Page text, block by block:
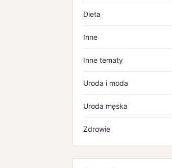
Dieta
Inne
Inne tematy
Uroda i moda
Uroda męska
Zdrowie